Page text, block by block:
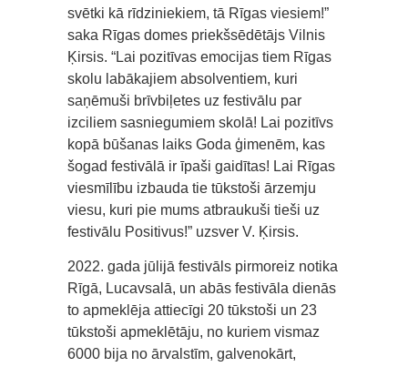
svētki kā rīdziniekiem, tā Rīgas viesiem!”
saka Rīgas domes priekšsēdētājs Vilnis
Ķirsis. “Lai pozitīvas emocijas tiem Rīgas
skolu labākajiem absolventiem, kuri
saņēmuši brīvbiļetes uz festivālu par
izciliem sasniegumiem skolā! Lai pozitīvs
kopā būšanas laiks Goda ģimenēm, kas
šogad festivālā ir īpaši gaidītas! Lai Rīgas
viesmīlību izbauda tie tūkstoši ārzemju
viesu, kuri pie mums atbraukuši tieši uz
festivālu Positivus!” uzsver V. Ķirsis.
2022. gada jūlijā festivāls pirmoreiz notika
Rīgā, Lucavsalā, un abās festivāla dienās
to apmeklēja attiecīgi 20 tūkstoši un 23
tūkstoši apmeklētāju, no kuriem vismaz
6000 bija no ārvalstīm, galvenokārt,